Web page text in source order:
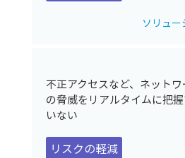
ソリュー
不正アクセスなど、ネット
の脅威をリアルタイムに把
いない
リスクの軽減